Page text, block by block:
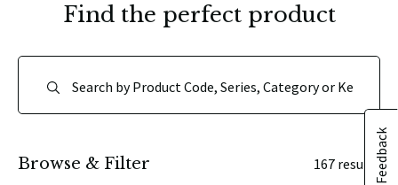
Feedback
Find the perfect product
Browse & Filter 167 results